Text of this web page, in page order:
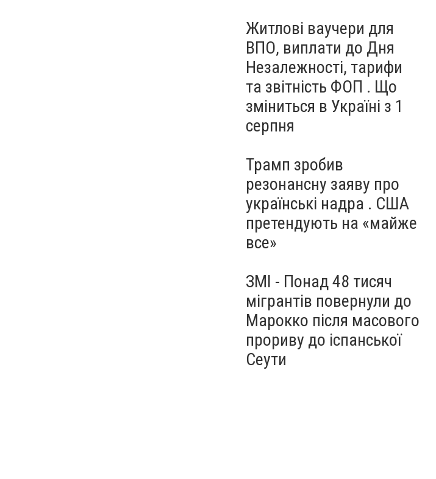
Житлові ваучери для
ВПО, виплати до Дня
Незалежності, тарифи
та звітність ФОП . Що
зміниться в Україні з 1
серпня
Трамп зробив
резонансну заяву про
українські надра . США
претендують на «майже
все»
ЗМІ - Понад 48 тисяч
мігрантів повернули до
Марокко після масового
прориву до іспанської
Сеути